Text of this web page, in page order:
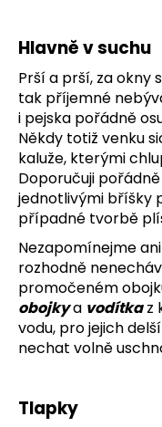
Hlavně v suchu
Prší a prší, za okny
tak příjemné
i pejska pořádně
Někdy totiž venku
kaluže, kterými
Doporučuji
jednotlivými bříšky
případné tvorbě
Nezapomínejme
rozhodně
promočeném
obojkya vodítkaz
vodu, pro jejich
nechat volně
Tlapky